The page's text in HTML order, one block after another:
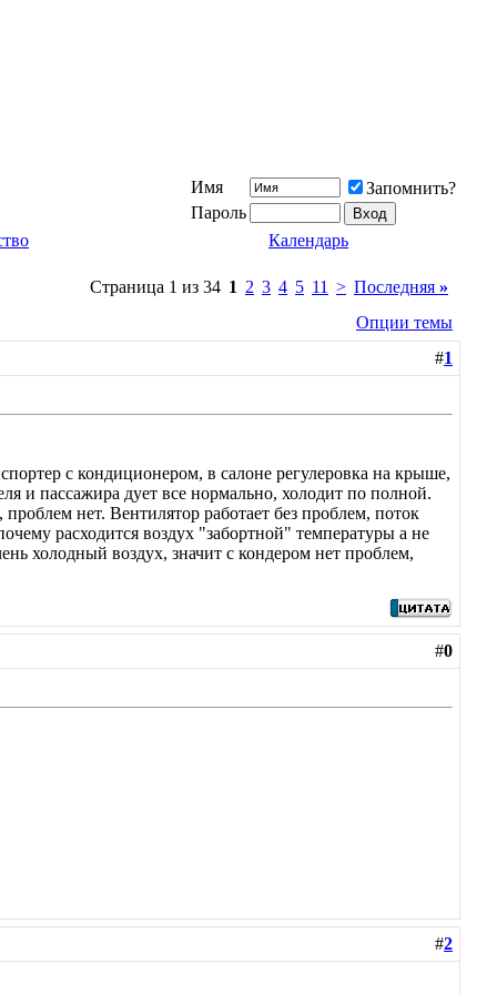
Имя
Запомнить?
Пароль
Календарь
Страница 1 из 34 1 2 3 4 5 11 > Последняя »
Опции темы
#1
с кондиционером, в салоне регулеровка на крыше,
и пассажира дует все нормально, холодит по полной.
нет. Вентилятор работает без проблем, поток
расходится воздух "забортной" температуры а не
холодный воздух, значит с кондером нет проблем,
#0
#2